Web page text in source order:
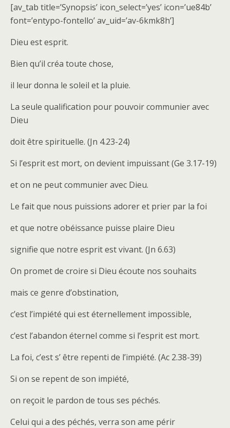
[av_tab title=’Synopsis’ icon_select=’yes’ icon=’ue84b’
font=’entypo-fontello’ av_uid=’av-6kmk8h’]
Dieu est esprit.
Bien qu’il créa toute chose,
il leur donna le soleil et la pluie.
La seule qualification pour pouvoir communier avec
Dieu
doit être spirituelle. (Jn 4.23-24)
Si l’esprit est mort, on devient impuissant (Ge 3.17-19)
et on ne peut communier avec Dieu.
Le fait que nous puissions adorer et prier par la foi
et que notre obéissance puisse plaire Dieu
signifie que notre esprit est vivant. (Jn 6.63)
On promet de croire si Dieu écoute nos souhaits
mais ce genre d’obstination,
c’est l’impiété qui est éternellement impossible,
c’est l’abandon éternel comme si l’esprit est mort.
La foi, c’est s’ être repenti de l’impiété. (Ac 2.38-39)
Si on se repent de son impiété,
on reçoit le pardon de tous ses péchés.
Celui qui a des péchés, verra son ame périr